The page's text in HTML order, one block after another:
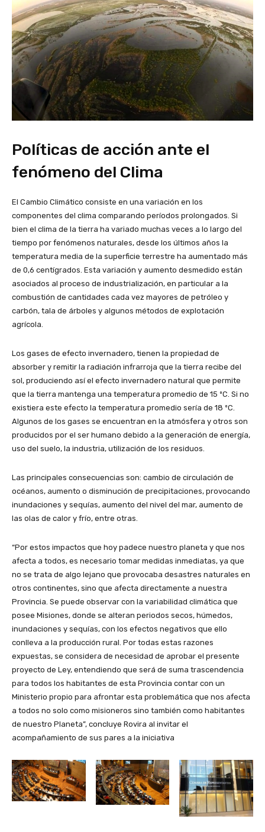
Políticas de acción ante el
fenómeno del Clima
El Cambio Climático consiste en una variación en los
componentes del clima comparando períodos prolongados. Si
bien el clima de la tierra ha variado muchas veces a lo largo del
tiempo por fenómenos naturales, desde los últimos años la
temperatura media de la superficie terrestre ha aumentado más
de 0,6 centígrados. Esta variación y aumento desmedido están
asociados al proceso de industrialización, en particular a la
combustión de cantidades cada vez mayores de petróleo y
carbón, tala de árboles y algunos métodos de explotación
agrícola.
Los gases de efecto invernadero, tienen la propiedad de
absorber y remitir la radiación infrarroja que la tierra recibe del
sol, produciendo así el efecto invernadero natural que permite
que la tierra mantenga una temperatura promedio de 15 ºC. Si no
existiera este efecto la temperatura promedio sería de 18 ºC.
Algunos de los gases se encuentran en la atmósfera y otros son
producidos por el ser humano debido a la generación de energía,
uso del suelo, la industria, utilización de los residuos.
Las principales consecuencias son: cambio de circulación de
océanos, aumento o disminución de precipitaciones, provocando
inundaciones y sequías, aumento del nivel del mar, aumento de
las olas de calor y frío, entre otras.
“Por estos impactos que hoy padece nuestro planeta y que nos
afecta a todos, es necesario tomar medidas inmediatas, ya que
no se trata de algo lejano que provocaba desastres naturales en
otros continentes, sino que afecta directamente a nuestra
Provincia. Se puede observar con la variabilidad climática que
posee Misiones, donde se alteran periodos secos, húmedos,
inundaciones y sequías, con los efectos negativos que ello
conlleva a la producción rural. Por todas estas razones
expuestas, se considera de necesidad de aprobar el presente
proyecto de Ley, entendiendo que será de suma trascendencia
para todos los habitantes de esta Provincia contar con un
Ministerio propio para afrontar esta problemática que nos afecta
a todos no solo como misioneros sino también como habitantes
de nuestro Planeta”, concluye Rovira al invitar el
acompañamiento de sus pares a la iniciativa